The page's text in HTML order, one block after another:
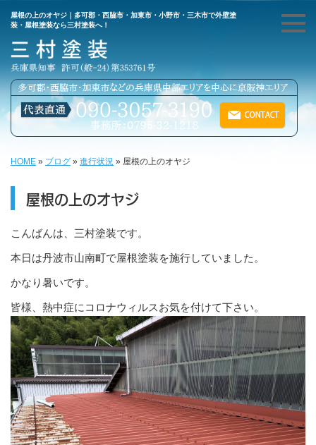
屋根の上のオヤジ｜多可郡・西脇市・加東市・小野市・三木市で外壁塗
装・屋根塗装なら三村塗装へ！
HOME » ブログ » 進行状況 » 屋根の上のオヤジ
屋根の上のオヤジ
こんばんは、三村塗装です。
本日は丹波市山南町で屋根塗装を施行していました。
かなり暑いです。
皆様、熱中症にコロナウィルスお気を付けて下さい。